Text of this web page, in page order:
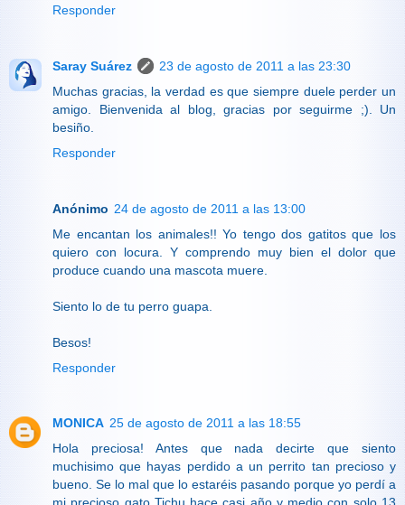
Responder
Saray Suárez
23 de agosto de 2011 a las 23:30
Muchas gracias, la verdad es que siempre duele perder un
amigo. Bienvenida al blog, gracias por seguirme ;). Un
besiño.
Responder
Anónimo 24 de agosto de 2011 a las 13:00
Me encantan los animales!! Yo tengo dos gatitos que los
quiero con locura. Y comprendo muy bien el dolor que
produce cuando una mascota muere.
Siento lo de tu perro guapa.
Besos!
Responder
MONICA 25 de agosto de 2011 a las 18:55
Hola preciosa! Antes que nada decirte que siento
muchisimo que hayas perdido a un perrito tan precioso y
bueno. Se lo mal que lo estaréis pasando porque yo perdí a